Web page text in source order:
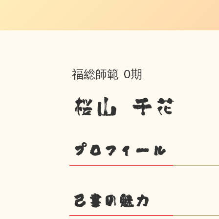
福総師範 0期
桜山 千花
プロフィール
己書の魅力